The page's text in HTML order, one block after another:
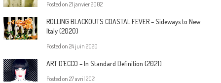
Posted on 21 janvier 2002
ROLLING BLACKOUTS COASTAL FEVER – Sideways to New
Italy (2020)
Posted on 24 juin 2020
ART D’ECCO – In Standard Definition (2021)
Posted on 27 avril 2021